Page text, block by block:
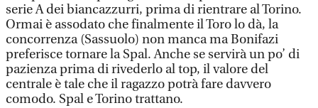
serie A dei biancazzurri, prima di rientrare al Torino.
Ormai è assodato che finalmente il Toro lo dà, la
concorrenza (Sassuolo) non manca ma Bonifazi
preferisce tornare la Spal. Anche se servirà un po’ di
pazienza prima di rivederlo al top, il valore del
centrale è tale che il ragazzo potrà fare davvero
comodo. Spal e Torino trattano.